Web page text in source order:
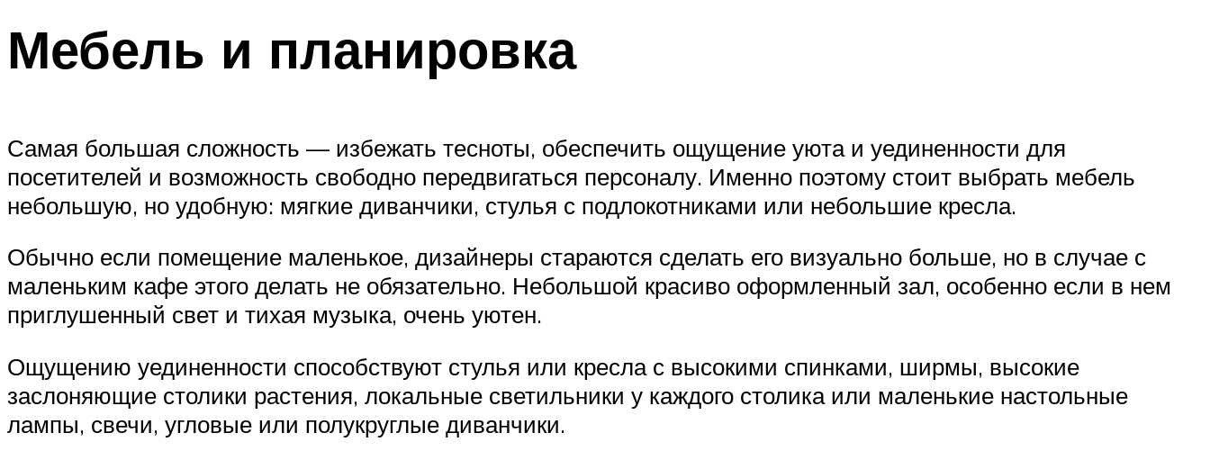
Мебель и планировка
Самая большая сложность — избежать тесноты, обеспечить ощущение уюта и уединенности для
посетителей и возможность свободно передвигаться персоналу. Именно поэтому стоит выбрать мебель
небольшую, но удобную: мягкие диванчики, стулья с подлокотниками или небольшие кресла.
Обычно если помещение маленькое, дизайнеры стараются сделать его визуально больше, но в случае с
маленьким кафе этого делать не обязательно. Небольшой красиво оформленный зал, особенно если в нем
приглушенный свет и тихая музыка, очень уютен.
Ощущению уединенности способствуют стулья или кресла с высокими спинками, ширмы, высокие
заслоняющие столики растения, локальные светильники у каждого столика или маленькие настольные
лампы, свечи, угловые или полукруглые диванчики.